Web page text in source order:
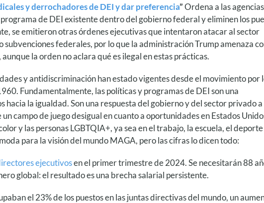
y derrochadores de DEI y dar preferencia”Ordena a las agencias
de DEI existente dentro del gobierno federal y eliminen los
se emitieron otras órdenes ejecutivas que intentaron atacar al sector
federales, por lo que la administración Trump amenaza
la orden no aclara qué es ilegal en estas prácticas.
y antidiscriminación han estado vigentes desde el movimiento por
Fundamentalmente, las políticas y programas de DEI son una
hacia la igualdad. Son una respuesta del gobierno y del sector privado a
campo de juego desigual en cuanto a oportunidades en Estados
y las personas LGBTQIA+, ya sea en el trabajo, la escuela, el deporte
para la visión del mundo MAGA, pero las cifras lo dicen todo:
ejecutivosen el primer trimestre de 2024. Se necesitarán 88
global: el resultado es una brecha salarial persistente.
el 23% de los puestos en las juntas directivas del mundo, un